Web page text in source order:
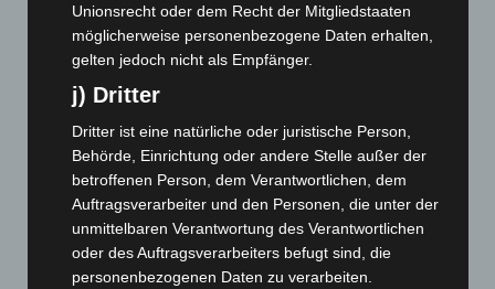
August 2026(12)
Juli 2026(73)
Mai 2026
April 2026
(99)
März 2026(115)
Februar 2026(109)
Januar 2026(122)
Dezember 2025(103)
Unionsrecht oder dem Recht der Mitgliedstaaten
möglicherweise personenbezogene Daten erhalten,
gelten jedoch nicht als Empfänger.
j) Dritter
Dritter ist eine natürliche oder juristische Person,
Behörde, Einrichtung oder andere Stelle außer der
betroffenen Person, dem Verantwortlichen, dem
Auftragsverarbeiter und den Personen, die unter der
unmittelbaren Verantwortung des Verantwortlichen
oder des Auftragsverarbeiters befugt sind, die
personenbezogenen Daten zu verarbeiten.